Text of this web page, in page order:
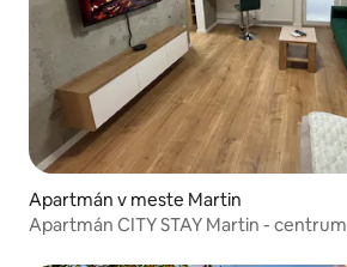
Apartmán v meste Martin
Apartmán CITY STAY Martin -